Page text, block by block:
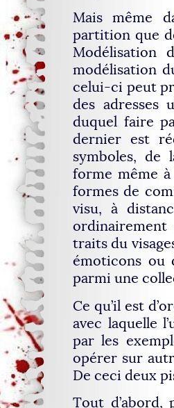
Mais même
partition que
Modélisation
modélisation
celui-ci peut
des adresses
duquel faire
dernier est
symboles, de
forme même
formes de
visu, à
traits du
émoticons ou
parmi une
Ce qu’il est
avec laquelle
par les
opérer sur
De ceci deux
Tout d’abord,